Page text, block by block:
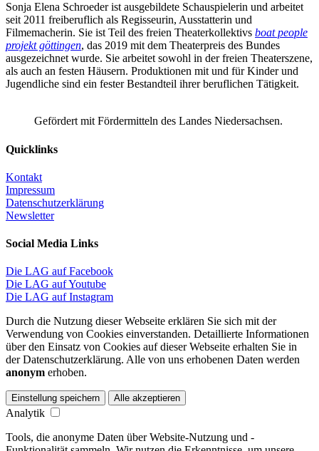
Sonja Elena Schroeder ist ausgebildete Schauspielerin und arbeitet
seit 2011 freiberuflich als Regisseurin, Ausstatterin und
Filmemacherin. Sie ist Teil des freien Theaterkollektivs boat people
projekt göttingen, das 2019 mit dem Theaterpreis des Bundes
ausgezeichnet wurde. Sie arbeitet sowohl in der freien Theaterszene,
als auch an festen Häusern. Produktionen mit und für Kinder und
Jugendliche sind ein fester Bestandteil ihrer beruflichen Tätigkeit.
Gefördert mit Fördermitteln des Landes Niedersachsen.
Quicklinks
Kontakt
Impressum
Datenschutzerklärung
Newsletter
Social Media Links
Die LAG auf Facebook
Die LAG auf Youtube
Die LAG auf Instagram
Durch die Nutzung dieser Webseite erklären Sie sich mit der
Verwendung von Cookies einverstanden. Detaillierte Informationen
über den Einsatz von Cookies auf dieser Webseite erhalten Sie in
der Datenschutzerklärung. Alle von uns erhobenen Daten werden
anonym erhoben.
Einstellung speichern Alle akzeptieren
Analytik
Tools, die anonyme Daten über Website-Nutzung und -